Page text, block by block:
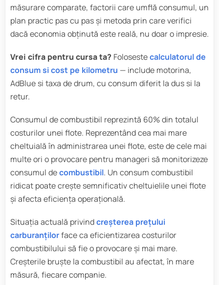
măsurare comparate, factorii care umflă consumul, un
plan practic pas cu pas și metoda prin care verifici
dacă economia obținută este reală, nu doar o impresie.
Vrei cifra pentru cursa ta? Folosestecalculatorul de
consum si cost pe kilometru — include motorina,
AdBlue si taxa de drum, cu consum diferit la dus si la
retur.
Consumul de combustibil reprezintă 60% din totalul
costurilor unei flote. Reprezentând cea mai mare
cheltuială în administrarea unei flote, este de cele mai
multe ori o provocare pentru manageri să monitorizeze
consumul decombustibil. Un consum combustibil
ridicat poate crește semnificativ cheltuielile unei flote
și afecta eficiența operațională.
Situația actuală privindcreșterea prețului
carburanțilorface ca eficientizarea costurilor
combustibilului să fie o provocare și mai mare.
Creșterile bruște la combustibil au afectat, în mare
măsură, fiecare companie.